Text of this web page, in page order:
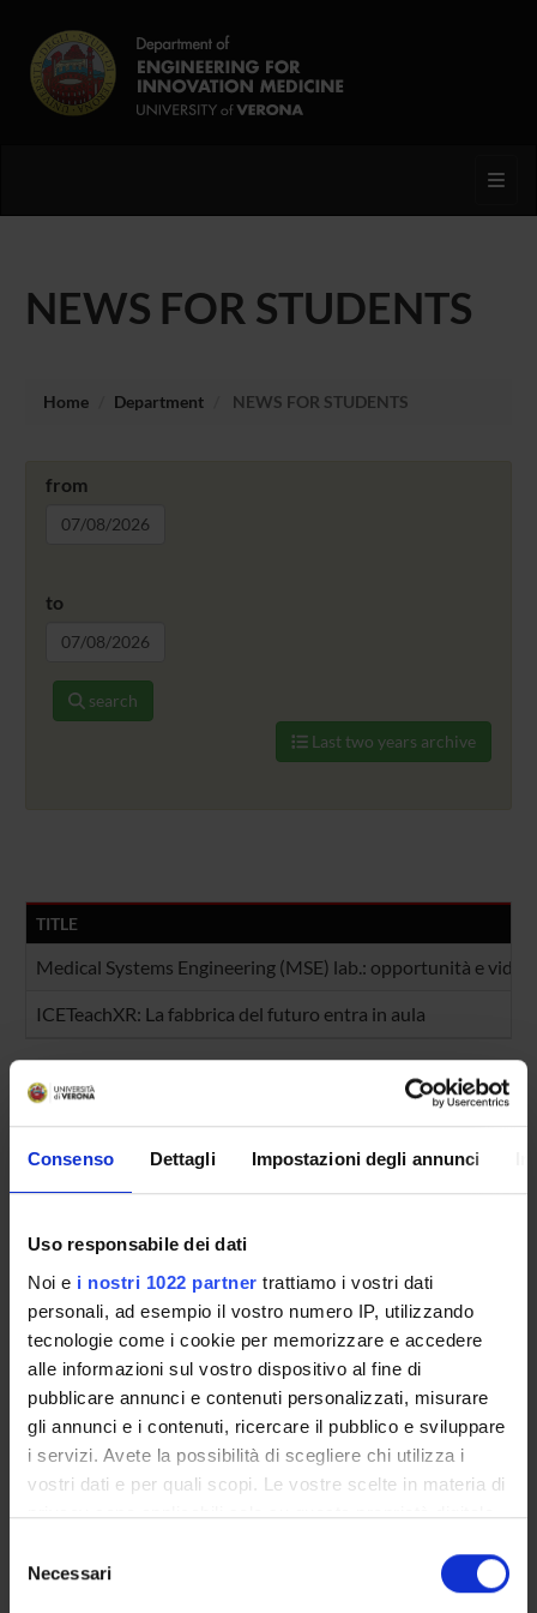
Consenso Dettagli Impostazioni degli annunci
Uso responsabile dei dati
Noi e i nostri 1022 partner trattiamo i vostri dati
personali, ad esempio il vostro numero IP, utilizzando
tecnologie come i cookie per memorizzare e accedere
alle informazioni sul vostro dispositivo al fine di
pubblicare annunci e contenuti personalizzati, misurare
gli annunci e i contenuti, ricercare il pubblico e sviluppare
i servizi. Avete la possibilità di scegliere chi utilizza i
vostri dati e per quali scopi. Le vostre scelte in materia di
privacy sono applicabili solo su questa proprietà digitale
modificare o revocare il proprio consenso in qualsiasi
momento dalla Dichiarazione sui cookie o facendo clic
delNecessari
NEWS FOR STUDENTS
Home Department NEWS FOR STUDENTS
from
to
search
Last two years archive
TITLE
Medical Systems Engineering (MSE) lab.: opportunità e
ICETeachXR: La fabbrica del futuro entra in aula
ORGANIZZAZIONE
GOVERNANCE
UFFICI E STRUTTURE DI SERVIZIO
SERVIZI DI SEGRETERIA STUDENTI
STRUTTURE DEL DIPARTIMENTO
LIBRARIES